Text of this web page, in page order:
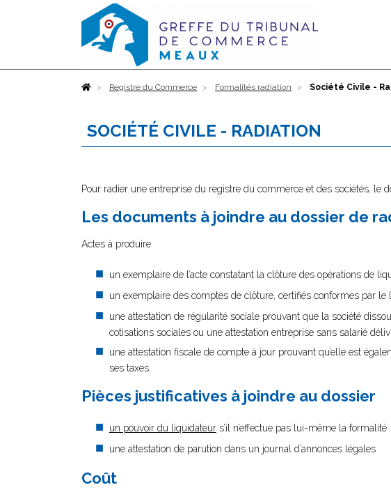
AccueilRegistre du Commerce Formalités radiation Société Civile -
SOCIÉTÉ CIVILE - RADIATION
Pour radier une entreprise du registre du commerce et des sociétés, le
Les documents à joindre au dossier de
Actes à produire
un exemplaire de l’acte constatant la clôture des opérations de
un exemplaire des comptes de clôture, certifiés conformes par le
une attestation de régularité sociale prouvant que la société
cotisations sociales ou une attestation entreprise sans salarié
une attestation fiscale de compte à jour prouvant qu’elle est
ses taxes.
Pièces justificatives à joindre au dossier
un pouvoir du liquidateur s’il n’effectue pas lui-même la formalité
une attestation de parution dans un journal d’annonces légales
Coût